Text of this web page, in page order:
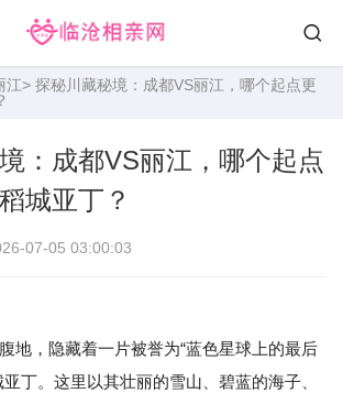
江> 探秘川藏秘境：成都VS丽江，哪个起点更
：成都VS丽江，哪个起点
城亚丁？
07-05 03:00:03
地，隐藏着一片被誉为“蓝色星球上的最后
丁。这里以其壮丽的雪山、碧蓝的海子、